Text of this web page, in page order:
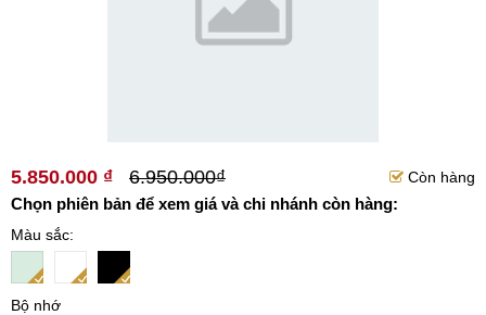
5.850.000 ₫ 6.950.000₫ Còn hàng
Chọn phiên bản để xem giá và chi nhánh còn hàng:
Màu sắc
Bộ nhớ